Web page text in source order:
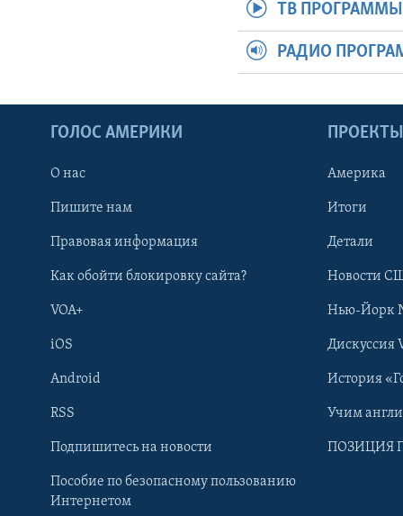
Learning English
ТВ ПРОГРАММЫ
РАДИО
ГОЛОС АМЕРИКИ
О нас
Пишите нам
Правовая информация
Как обойти блокировку сайта?
VOA+
iOS
Android
RSS
Подпишитесь на новости
Пособие по безопасному пользованию
Интернетом
ПРОЕКТЫ
Америка
Итоги
Детали
Новости
Нью-Йорк
Дискуссия
История
Учим
ПОЗИЦИЯ